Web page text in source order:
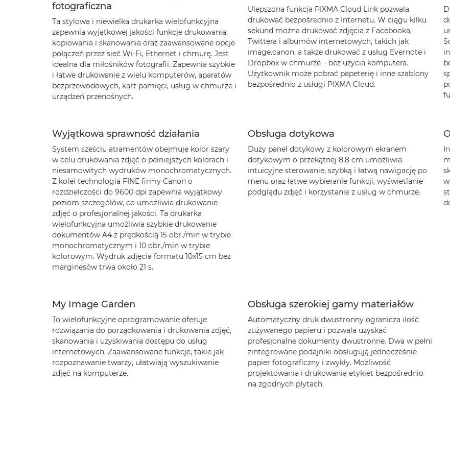
fotograficzna
Ta stylowa i niewielka drukarka wielofunkcyjna
zapewnia wyjątkowej jakości funkcje drukowania,
kopiowania i skanowania oraz zaawansowane opcje
połączeń przez sieć Wi-Fi, Ethernet i chmurę. Jest
idealna dla miłośników fotografii. Zapewnia szybkie
i łatwe drukowanie z wielu komputerów, aparatów
bezprzewodowych, kart pamięci, usług w chmurze i
urządzeń przenośnych.
Ulepszona funkcja PIXMA Cloud Link pozwala
drukować bezpośrednio z Internetu. W ciągu kilku
sekund można drukować zdjęcia z Facebooka,
Twittera i albumów internetowych, takich jak
image.canon, a także drukować z usług Evernote i
Dropbox w chmurze – bez użycia komputera.
Użytkownik może pobrać papeterię i inne szablony
bezpośrednio z usługi PIXMA Cloud.
Wyjątkowa sprawność działania
System sześciu atramentów obejmuje kolor szary
w celu drukowania zdjęć o pełniejszych kolorach i
niesamowitych wydruków monochromatycznych.
Z kolei technologia FINE firmy Canon o
rozdzielczości do 9600 dpi zapewnia wyjątkowy
poziom szczegółów, co umożliwia drukowanie
zdjęć o profesjonalnej jakości. Ta drukarka
wielofunkcyjna umożliwia szybkie drukowanie
dokumentów A4 z prędkością 15 obr./min w trybie
monochromatycznym i 10 obr./min w trybie
kolorowym. Wydruk zdjęcia formatu 10x15 cm bez
marginesów trwa około 21 s.
Obsługa dotykowa
Duży panel dotykowy z kolorowym ekranem
dotykowym o przekątnej 8,8 cm umożliwia
intuicyjne sterowanie, szybką i łatwą nawigację po
menu oraz łatwe wybieranie funkcji, wyświetlanie
podglądu zdjęć i korzystanie z usług w chmurze.
My Image Garden
To wielofunkcyjne oprogramowanie oferuje
rozwiązania do porządkowania i drukowania zdjęć,
skanowania i uzyskiwania dostępu do usług
internetowych. Zaawansowane funkcje, takie jak
rozpoznawanie twarzy, ułatwiają wyszukiwanie
zdjęć na komputerze.
Obsługa szerokiej gamy materiałów
Automatyczny druk dwustronny ogranicza ilość
zużywanego papieru i pozwala uzyskać
profesjonalne dokumenty dwustronne. Dwa w pełni
zintegrowane podajniki obsługują jednocześnie
papier fotograficzny i zwykły. Możliwość
projektowania i drukowania etykiet bezpośrednio
na zgodnych płytach.